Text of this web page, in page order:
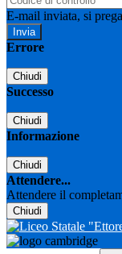
E-mail inviata, si
Errore
Chiudi
Successo
Chiudi
Informazione
Chiudi
Attendere...
Attendere il
Chiudi